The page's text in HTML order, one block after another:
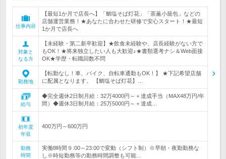
仕事内容
【最短1か月で店長へ】「鯛塩そば灯花」「茶薫小籠包」などの
店舗運営業務！★あなたに合わせた研修で安心スタート！★最短
1か月で店長へ
対象と
なる方
【未経験・第二新卒歓迎】★飲食未経験や、店長経験がない方で
もOK！★将来独立したい人も大歓迎♪★書類選考ナシ＆Web面接
OK★学歴・転職回数不問
勤務地
【転勤なし！車、バイク、自転車通勤もOK！】 ★下記希望店舗
に配属となります。 【鯛塩そば灯花】…
給与
◆完全週休2日制月給：32万4000円～＋達成手当（MAX48万円/年
間）◆週休3日制月給：25万5000円～＋達成…
初年度
年収
400万円～600万円
勤務
時間
実働8時間９:00～23:00で変動（シフト制）※早朝・夜勤勤務な
し※時短勤務等の勤務時間調整も可能…